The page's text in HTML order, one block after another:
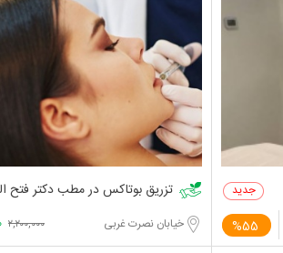
%55
تزریق بوتاکس در مطب دکتر فتح
خیابان نصرت غربی ۲,۲۰۰,۰۰۰